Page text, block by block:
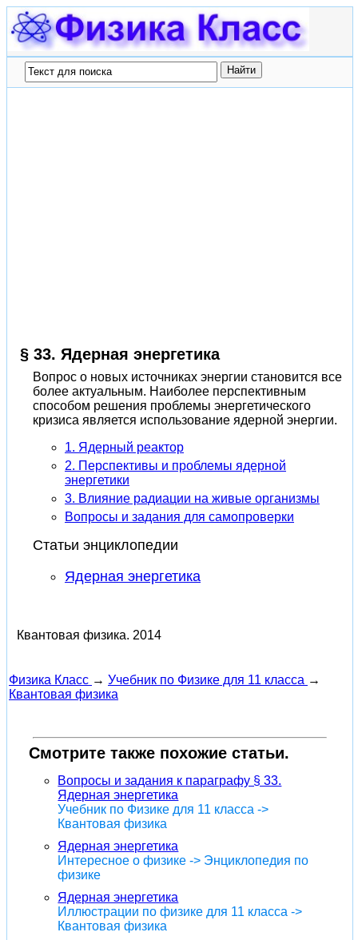
§ 33. Ядерная энергетика
Вопрос о новых источниках энергии становится все
более актуальным. Наиболее перспективным
способом решения проблемы энергетического
кризиса является использование ядерной энергии.
1. Ядерный реактор
2. Перспективы и проблемы ядерной
энергетики
3. Влияние радиации на живые организмы
Вопросы и задания для самопроверки
Статьи энциклопедии
Ядерная энергетика
Квантовая физика. 2014
Физика Класс → Учебник по Физике для 11 класса →
Квантовая физика
Смотрите также похожие статьи.
Вопросы и задания к параграфу § 33.
Ядерная энергетика
Учебник по Физике для 11 класса ->
Квантовая физика
Ядерная энергетика
Интересное о физике -> Энциклопедия по
физике
Ядерная энергетика
Иллюстрации по физике для 11 класса ->
Квантовая физика